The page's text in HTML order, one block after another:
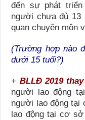
đến sự phát
người chưa đủ
quan chuyên môn
(Trường hợp nào
dưới 15 tuổi?)
+ BLLĐ 2019
người lao động
người lao động tại
lao động tại cơ